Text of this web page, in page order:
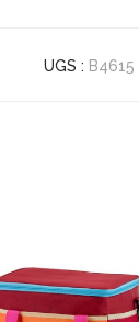
UGS : B4615